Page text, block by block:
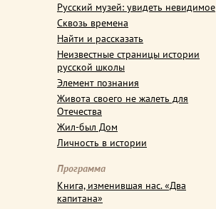
Русский музей: увидеть невидимое
Сквозь времена
Найти и рассказать
Неизвестные страницы истории
русской школы
Элемент познания
Живота своего не жалеть для
Отечества
Жил-был Дом
Личность в истории
Программа
Книга, изменившая нас. «Два
капитана»